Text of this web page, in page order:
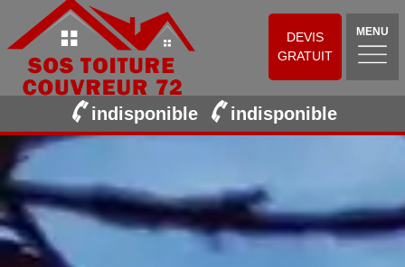
DEVIS
GRATUIT
MENU
indisponible indisponible